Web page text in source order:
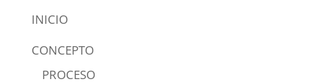
INICIO
CONCEPTO
PROCESO